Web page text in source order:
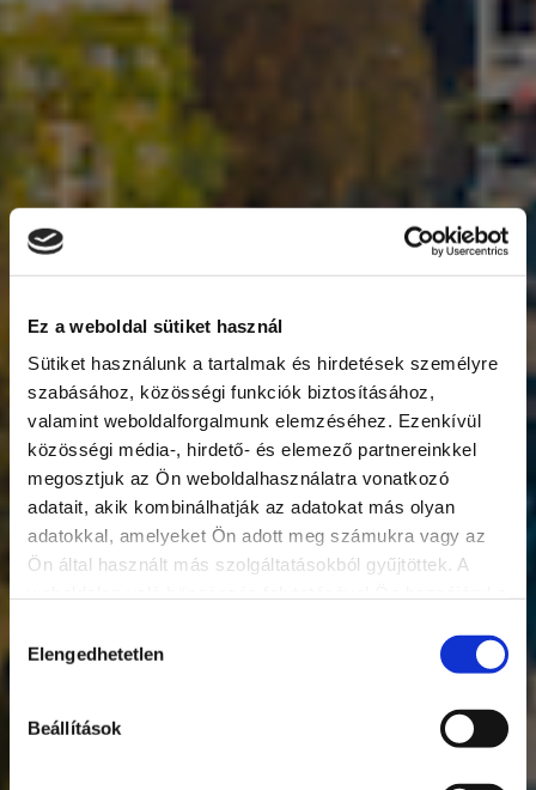
Ez a weboldal sütiket használ
Sütiket használunk a tartalmak és hirdetések személyre
szabásához, közösségi funkciók biztosításához,
valamint weboldalforgalmunk elemzéséhez. Ezenkívül
közösségi média-, hirdető- és elemező partnereinkkel
megosztjuk az Ön weboldalhasználatra vonatkozó
adatait, akik kombinálhatják az adatokat más olyan
adatokkal, amelyeket Ön adott meg számukra vagy az
Ön által használt más szolgáltatásokból gyűjtöttek. A
kiválasztása
Elengedhetetlen
Beállítások